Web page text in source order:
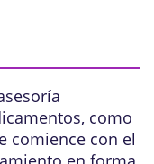
como
comience con el